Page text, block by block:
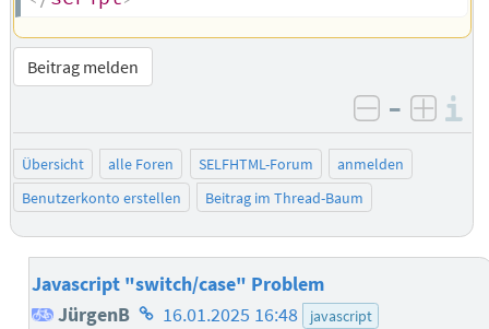
Beitrag melden
negativ
–
Übersicht alle Foren SELFHTML-Forum
anmelden
Benutzerkonto erstellen
Beitrag im Thread-Baum
Javascript "switch/case" Problem
JürgenB Homepage
16.01.2025 16:48 javascript